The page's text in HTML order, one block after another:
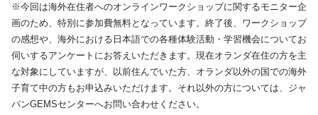
※今回は海外在住者へのオンラインワークショップに関するモニター企
画のため、特別に参加費無料となっています。終了後、ワークショップ
の感想や、海外における日本語での各種体験活動・学習機会についてお
伺いするアンケートにお答えいただきます。現在オランダ在住の方を主
な対象にしていますが、以前住んでいた方、オランダ以外の国での海外
子育て中の方もお申込みいただけます。それ以外の方については、ジャ
パンGEMSセンターへお問い合わせください。